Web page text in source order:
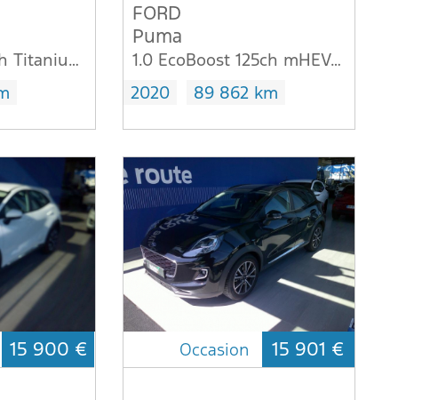
1.0 Flexifuel 95ch Titanium Business E85 5p
FORD
Puma
1.0 EcoBoost 125ch mHEV E85 Titanium
2020
89 862 km
15 900 € Occasion 15 901 €